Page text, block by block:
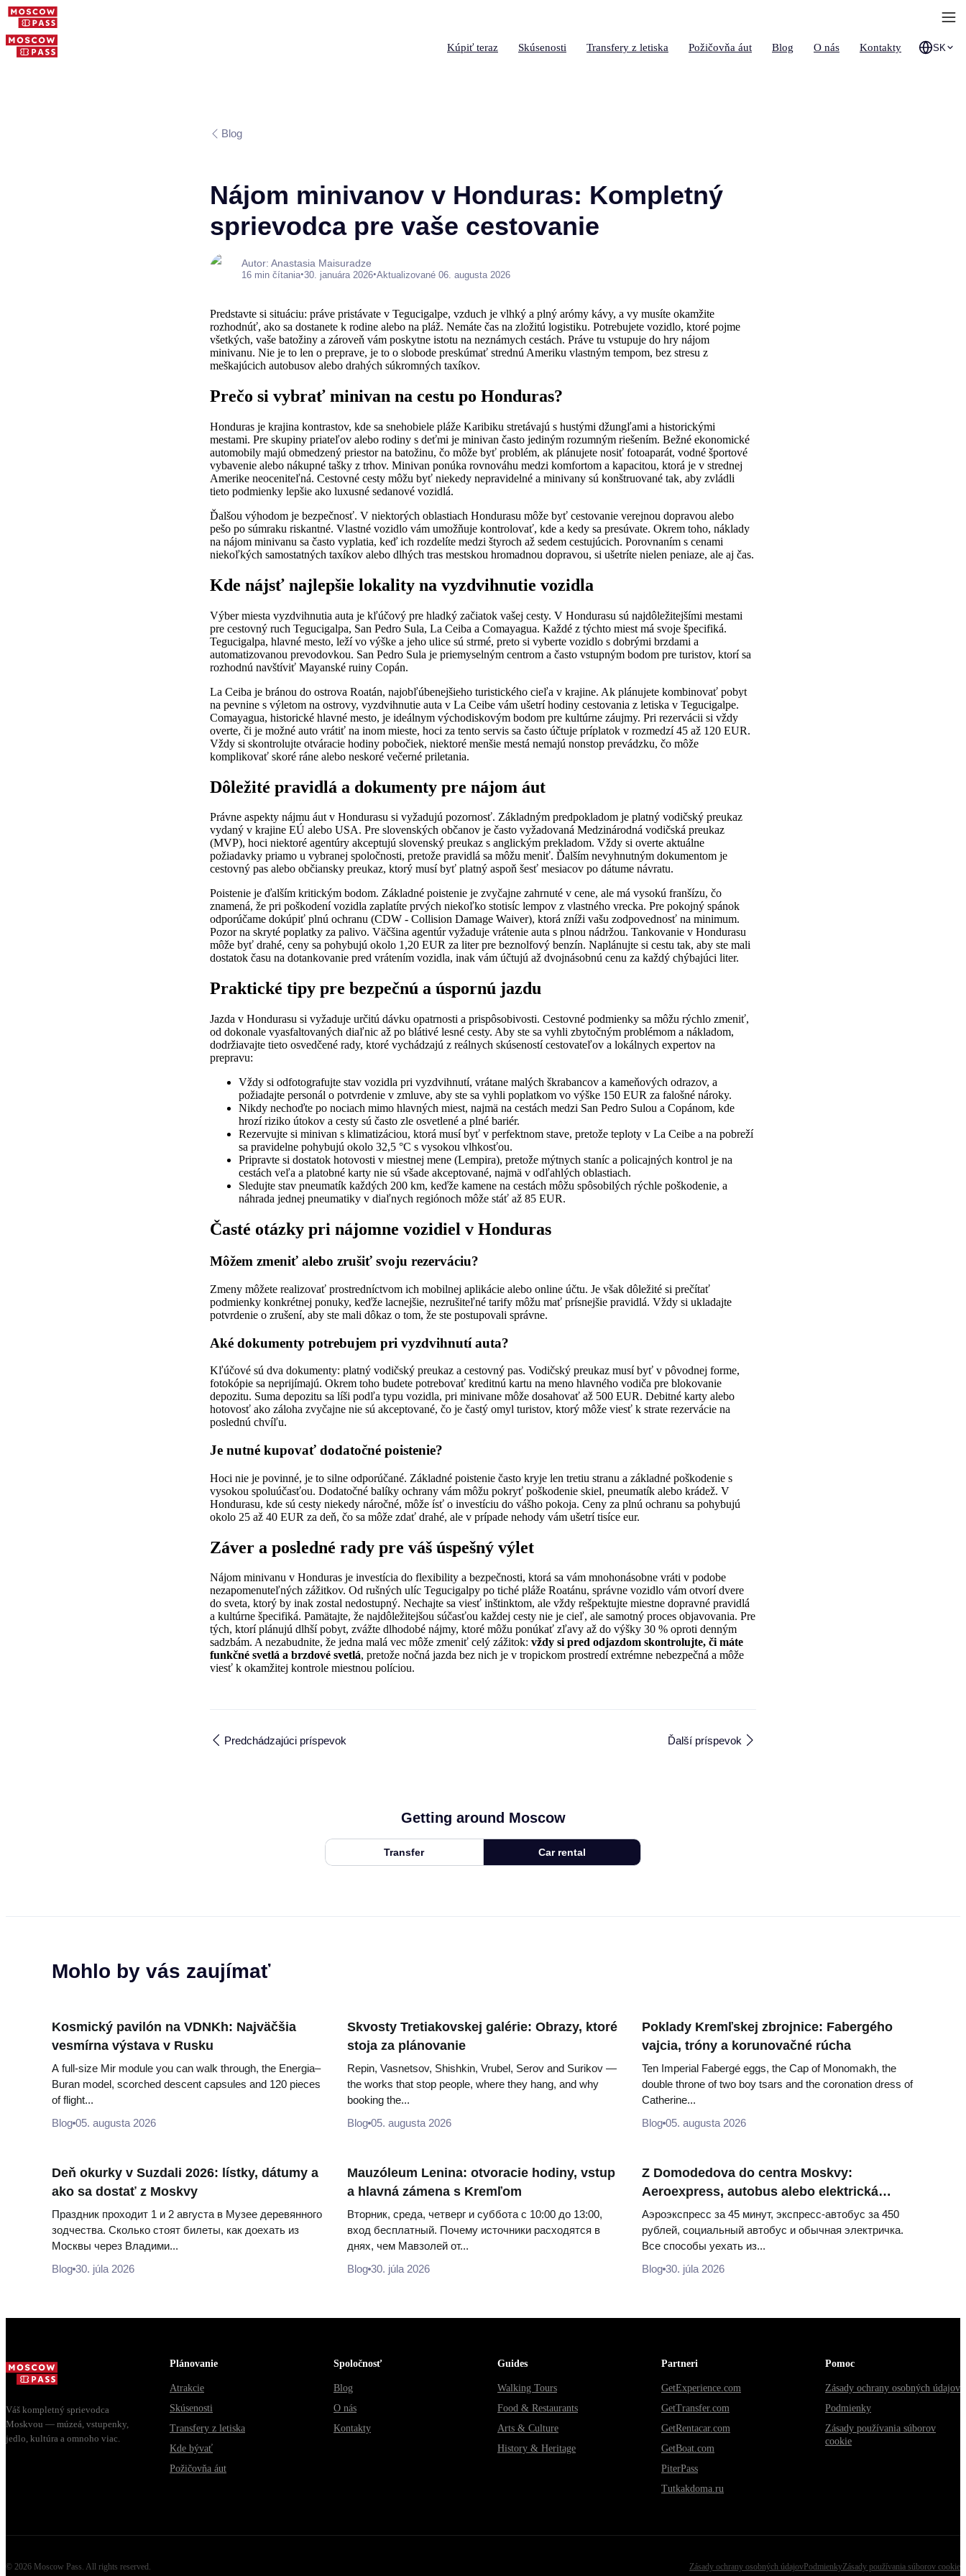
Kúpiť teraz Skúsenosti Transfery z letiska Požičovňa áut Blog O nás Kontakty SK
Blog
Nájom minivanov v Honduras: Kompletný
sprievodca pre vaše cestovanie
Autor: Anastasia Maisuradze
16 min čítania•30. januára 2026•Aktualizované 06. augusta 2026
Predstavte si situáciu: práve pristávate v Tegucigalpe, vzduch je vlhký a plný arómy kávy, a vy musíte okamžite
rozhodnúť, ako sa dostanete k rodine alebo na pláž. Nemáte čas na zložitú logistiku. Potrebujete vozidlo, ktoré pojme
všetkých, vaše batožiny a zároveň vám poskytne istotu na neznámych cestách. Práve tu vstupuje do hry nájom
minivanu. Nie je to len o preprave, je to o slobode preskúmať strednú Ameriku vlastným tempom, bez stresu z
meškajúcich autobusov alebo drahých súkromných taxíkov.
Prečo si vybrať minivan na cestu po Honduras?
Honduras je krajina kontrastov, kde sa snehobiele pláže Karibiku stretávajú s hustými džungľami a historickými
mestami. Pre skupiny priateľov alebo rodiny s deťmi je minivan často jediným rozumným riešením. Bežné ekonomické
automobily majú obmedzený priestor na batožinu, čo môže byť problém, ak plánujete nosiť fotoaparát, vodné športové
vybavenie alebo nákupné tašky z trhov. Minivan ponúka rovnováhu medzi komfortom a kapacitou, ktorá je v strednej
Amerike neoceniteľná. Cestovné cesty môžu byť niekedy nepravidelné a minivany sú konštruované tak, aby zvládli
tieto podmienky lepšie ako luxusné sedanové vozidlá.
Ďalšou výhodom je bezpečnosť. V niektorých oblastiach Hondurasu môže byť cestovanie verejnou dopravou alebo
pešo po súmraku riskantné. Vlastné vozidlo vám umožňuje kontrolovať, kde a kedy sa presúvate. Okrem toho, náklady
na nájom minivanu sa často vyplatia, keď ich rozdelíte medzi štyroch až sedem cestujúcich. Porovnaním s cenami
niekoľkých samostatných taxíkov alebo dlhých tras mestskou hromadnou dopravou, si ušetríte nielen peniaze, ale aj čas.
Kde nájsť najlepšie lokality na vyzdvihnutie vozidla
Výber miesta vyzdvihnutia auta je kľúčový pre hladký začiatok vašej cesty. V Hondurasu sú najdôležitejšími mestami
pre cestovný ruch Tegucigalpa, San Pedro Sula, La Ceiba a Comayagua. Každé z týchto miest má svoje špecifiká.
Tegucigalpa, hlavné mesto, leží vo výške a jeho ulice sú strmé, preto si vyberte vozidlo s dobrými brzdami a
automatizovanou prevodovkou. San Pedro Sula je priemyselným centrom a často vstupným bodom pre turistov, ktorí sa
rozhodnú navštíviť Mayanské ruiny Copán.
La Ceiba je bránou do ostrova Roatán, najobľúbenejšieho turistického cieľa v krajine. Ak plánujete kombinovať pobyt
na pevnine s výletom na ostrovy, vyzdvihnutie auta v La Ceibe vám ušetrí hodiny cestovania z letiska v Tegucigalpe.
Comayagua, historické hlavné mesto, je ideálnym východiskovým bodom pre kultúrne záujmy. Pri rezervácii si vždy
overte, či je možné auto vrátiť na inom mieste, hoci za tento servis sa často účtuje príplatok v rozmedzí 45 až 120 EUR.
Vždy si skontrolujte otváracie hodiny pobočiek, niektoré menšie mestá nemajú nonstop prevádzku, čo môže
komplikovať skoré ráne alebo neskoré večerné priletania.
Dôležité pravidlá a dokumenty pre nájom áut
Právne aspekty nájmu áut v Hondurasu si vyžadujú pozornosť. Základným predpokladom je platný vodičský preukaz
vydaný v krajine EÚ alebo USA. Pre slovenských občanov je často vyžadovaná Medzinárodná vodičská preukaz
(MVP), hoci niektoré agentúry akceptujú slovenský preukaz s anglickým prekladom. Vždy si overte aktuálne
požiadavky priamo u vybranej spoločnosti, pretože pravidlá sa môžu meniť. Ďalším nevyhnutným dokumentom je
cestovný pas alebo občiansky preukaz, ktorý musí byť platný aspoň šesť mesiacov po dátume návratu.
Poistenie je ďalším kritickým bodom. Základné poistenie je zvyčajne zahrnuté v cene, ale má vysokú franšízu, čo
znamená, že pri poškodení vozidla zaplatíte prvých niekoľko stotisíc lempov z vlastného vrecka. Pre pokojný spánok
odporúčame dokúpiť plnú ochranu (CDW - Collision Damage Waiver), ktorá zníži vašu zodpovednosť na minimum.
Pozor na skryté poplatky za palivo. Väčšina agentúr vyžaduje vrátenie auta s plnou nádržou. Tankovanie v Hondurasu
môže byť drahé, ceny sa pohybujú okolo 1,20 EUR za liter pre beznolfový benzín. Naplánujte si cestu tak, aby ste mali
dostatok času na dotankovanie pred vrátením vozidla, inak vám účtujú až dvojnásobnú cenu za každý chýbajúci liter.
Praktické tipy pre bezpečnú a úspornú jazdu
Jazda v Hondurasu si vyžaduje určitú dávku opatrnosti a prispôsobivosti. Cestovné podmienky sa môžu rýchlo zmeniť,
od dokonale vyasfaltovaných diaľnic až po blátivé lesné cesty. Aby ste sa vyhli zbytočným problémom a nákladom,
dodržiavajte tieto osvedčené rady, ktoré vychádzajú z reálnych skúseností cestovateľov a lokálnych expertov na
prepravu:
Vždy si odfotografujte stav vozidla pri vyzdvihnutí, vrátane malých škrabancov a kameňových odrazov, a
požiadajte personál o potvrdenie v zmluve, aby ste sa vyhli poplatkom vo výške 150 EUR za falošné nároky.
Nikdy nechoďte po nociach mimo hlavných miest, najmä na cestách medzi San Pedro Sulou a Copánom, kde
hrozí riziko útokov a cesty sú často zle osvetlené a plné bariér.
Rezervujte si minivan s klimatizáciou, ktorá musí byť v perfektnom stave, pretože teploty v La Ceibe a na pobreží
sa pravidelne pohybujú okolo 32,5 °C s vysokou vlhkosťou.
Pripravte si dostatok hotovosti v miestnej mene (Lempira), pretože mýtnych staníc a policajných kontrol je na
cestách veľa a platobné karty nie sú všade akceptované, najmä v odľahlých oblastiach.
Sledujte stav pneumatík každých 200 km, keďže kamene na cestách môžu spôsobilých rýchle poškodenie, a
náhrada jednej pneumatiky v diaľnych regiónoch môže stáť až 85 EUR.
Časté otázky pri nájomne vozidiel v Honduras
Môžem zmeniť alebo zrušiť svoju rezerváciu?
Zmeny môžete realizovať prostredníctvom ich mobilnej aplikácie alebo online účtu. Je však dôležité si prečítať
podmienky konkrétnej ponuky, keďže lacnejšie, nezrušiteľné tarify môžu mať prísnejšie pravidlá. Vždy si ukladajte
potvrdenie o zrušení, aby ste mali dôkaz o tom, že ste postupovali správne.
Aké dokumenty potrebujem pri vyzdvihnutí auta?
Kľúčové sú dva dokumenty: platný vodičský preukaz a cestovný pas. Vodičský preukaz musí byť v pôvodnej forme,
fotokópie sa neprijímajú. Okrem toho budete potrebovať kreditnú kartu na meno hlavného vodiča pre blokovanie
depozitu. Suma depozitu sa líši podľa typu vozidla, pri minivane môže dosahovať až 500 EUR. Debitné karty alebo
hotovosť ako záloha zvyčajne nie sú akceptované, čo je častý omyl turistov, ktorý môže viesť k strate rezervácie na
poslednú chvíľu.
Je nutné kupovať dodatočné poistenie?
Hoci nie je povinné, je to silne odporúčané. Základné poistenie často kryje len tretiu stranu a základné poškodenie s
vysokou spoluúčasťou. Dodatočné balíky ochrany vám môžu pokryť poškodenie skiel, pneumatík alebo krádež. V
Hondurasu, kde sú cesty niekedy náročné, môže ísť o investíciu do vášho pokoja. Ceny za plnú ochranu sa pohybujú
okolo 25 až 40 EUR za deň, čo sa môže zdať drahé, ale v prípade nehody vám ušetrí tisíce eur.
Záver a posledné rady pre váš úspešný výlet
Nájom minivanu v Honduras je investícia do flexibility a bezpečnosti, ktorá sa vám mnohonásobne vráti v podobe
nezapomenuteľných zážitkov. Od rušných ulíc Tegucigalpy po tiché pláže Roatánu, správne vozidlo vám otvorí dvere
do sveta, ktorý by inak zostal nedostupný. Nechajte sa viesť inštinktom, ale vždy rešpektujte miestne dopravné pravidlá
a kultúrne špecifiká. Pamätajte, že najdôležitejšou súčasťou každej cesty nie je cieľ, ale samotný proces objavovania. Pre
tých, ktorí plánujú dlhší pobyt, zvážte dlhodobé nájmy, ktoré môžu ponúkať zľavy až do výšky 30 % oproti denným
sadzbám. A nezabudnite, že jedna malá vec môže zmeniť celý zážitok: vždy si pred odjazdom skontrolujte, či máte
funkčné svetlá a brzdové svetlá, pretože nočná jazda bez nich je v tropickom prostredí extrémne nebezpečná a môže
viesť k okamžitej kontrole miestnou políciou.
Predchádzajúci príspevok Ďalší príspevok
Getting around Moscow
Transfer Car rental
Mohlo by vás zaujímať
Kosmický pavilón na VDNKh: Najväčšia
vesmírna výstava v Rusku
A full-size Mir module you can walk through, the Energia–
Buran model, scorched descent capsules and 120 pieces
of flight...
Blog 05. augusta 2026
Skvosty Tretiakovskej galérie: Obrazy, ktoré
stoja za plánovanie
Repin, Vasnetsov, Shishkin, Vrubel, Serov and Surikov —
the works that stop people, where they hang, and why
booking the...
Blog 05. augusta 2026
Poklady Kremľskej zbrojnice: Fabergého
vajcia, tróny a korunovačné rúcha
Ten Imperial Fabergé eggs, the Cap of Monomakh, the
double throne of two boy tsars and the coronation dress of
Catherine...
Blog 05. augusta 2026
Deň okurky v Suzdali 2026: lístky, dátumy a
ako sa dostať z Moskvy
Праздник проходит 1 и 2 августа в Музее деревянного
зодчества. Сколько стоят билеты, как доехать из
Москвы через Владими...
Blog 30. júla 2026
Mauzóleum Lenina: otvoracie hodiny, vstup
a hlavná zámena s Kremľom
Вторник, среда, четверг и суббота с 10:00 до 13:00,
вход бесплатный. Почему источники расходятся в
днях, чем Мавзолей от...
Blog 30. júla 2026
Z Domodedova do centra Moskvy:
Aeroexpress, autobus alebo elektrická
železnica
Аэроэкспресс за 45 минут, экспресс-автобус за 450
рублей, социальный автобус и обычная электричка.
Все способы уехать из...
Blog 30. júla 2026
Váš kompletný sprievodca
Moskvou — múzeá, vstupenky,
jedlo, kultúra a omnoho viac.
Plánovanie
Atrakcie
Skúsenosti
Transfery z letiska
Kde bývať
Požičovňa áut
Spoločnosť
Blog
O nás
Kontakty
Guides
Walking Tours
Food & Restaurants
Arts & Culture
History & Heritage
Partneri
GetExperience.com
GetTransfer.com
GetRentacar.com
GetBoat.com
PiterPass
Tutkakdoma.ru
Pomoc
Zásady ochrany osobných údajov
Podmienky
Zásady používania súborov
cookie
© 2026 Moscow Pass. All rights reserved. Zásady ochrany osobných údajov PodmienkyZásady používania súborov cookie